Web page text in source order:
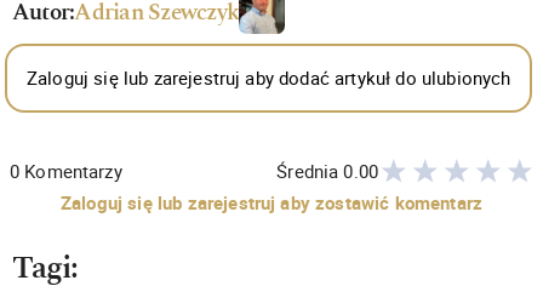
Autor:Adrian Szewczyk
Zaloguj się lub zarejestruj aby dodać artykuł do ulubionych
0 Komentarzy Średnia0.00
Zaloguj się lub zarejestruj aby zostawić komentarz
Tagi: